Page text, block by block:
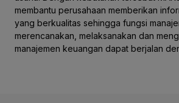
membantu perusahaan memberikan
yang berkualitas sehingga fungsi
merencanakan, melaksanakan dan
manajemen keuangan dapat berjalan